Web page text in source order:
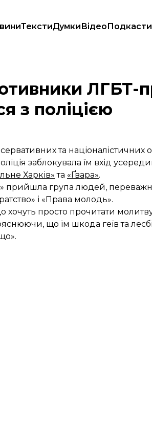
ТекстиДумкиВідеоПодкасти
з поліцією
ЛГБТ-
з поліцією
та націоналістичних
заблокувала їм вхід
Харків» та «Ґвара».
прийшла група людей,
і «Права молодь».
просто прочитати молитву
що їм шкода геїв та